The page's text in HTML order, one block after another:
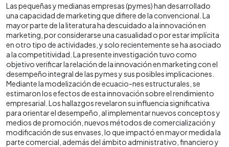
Las pequeñas y medianas empresas (pymes) han desarrollado
una capacidad de marketing que difiere de la convencional. La
mayor parte de la literatura ha descuidado a la innovación en
marketing, por considerarse una casualidad o por estar implícita
en otro tipo de actividades, y solo recientemente se ha asociado
a la competitividad. La presente investigación tuvo como
objetivo verificar la relación de la innovación en marketing con el
desempeño integral de las pymes y sus posibles implicaciones.
Mediante la modelización de ecuacio-nes estructurales, se
estimaron los efectos de esta innovación sobre el rendimiento
empresarial. Los hallazgos revelaron su influencia significativa
para orientar el desempeño, al implementar nuevos conceptos y
medios de promoción, nuevos métodos de comercialización y
modificación de sus envases, lo que impactó en mayor medida la
parte comercial, además del ámbito administrativo, financiero y